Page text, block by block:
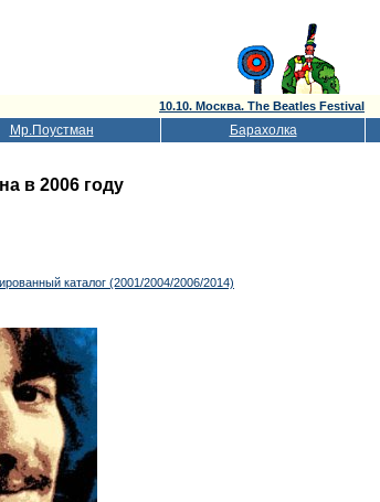
10.10. Москва. The Beatles Festival
Мр.Поустман Барахолка
в 2006 году
каталог (2001/2004/2006/2014)